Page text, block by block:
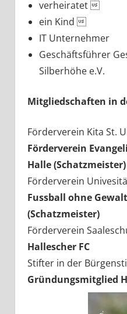
verheiratet
ein Kind
IT Unternehmer
Geschäftsführer
Silberhöhe e.V.
Mitgliedschaften in
Förderverein Kita St.
Förderverein
Halle (Schatzmeister)
Förderverein
Fussball ohne
(Schatzmeister)
Förderverein
Hallescher FC
Stifter in der
Gründungsmitglied